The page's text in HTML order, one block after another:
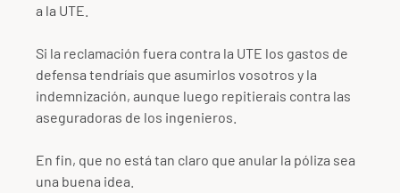
a la UTE.
Si la reclamación fuera contra la UTE los gastos de
defensa tendríais que asumirlos vosotros y la
indemnización, aunque luego repitierais contra las
aseguradoras de los ingenieros.
En fin, que no está tan claro que anular la póliza sea
una buena idea.